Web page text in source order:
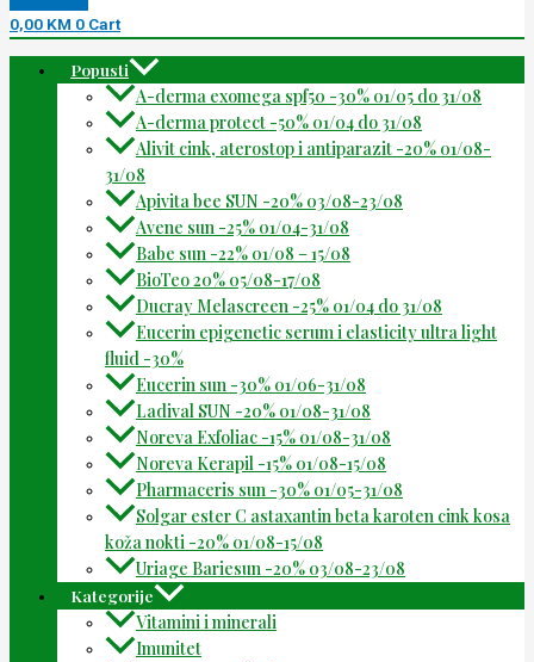
0,00 KM 0 Cart
Popusti
A-derma exomega spf50 -30% 01/05 do 31/08
A-derma protect -50% 01/04 do 31/08
Alivit cink, aterostop i antiparazit -20% 01/08-
31/08
Apivita bee SUN -20% 03/08-23/08
Avene sun -25% 01/04-31/08
Babe sun -22% 01/08 – 15/08
BioTeo 20% 05/08-17/08
Ducray Melascreen -25% 01/04 do 31/08
Eucerin epigenetic serum i elasticity ultra light
fluid -30%
Eucerin sun -30% 01/06-31/08
Ladival SUN -20% 01/08-31/08
Noreva Exfoliac -15% 01/08-31/08
Noreva Kerapil -15% 01/08-15/08
Pharmaceris sun -30% 01/05-31/08
Solgar ester C astaxantin beta karoten cink kosa
koža nokti -20% 01/08-15/08
Uriage Bariesun -20% 03/08-23/08
Kategorije
Vitamini i minerali
Imunitet